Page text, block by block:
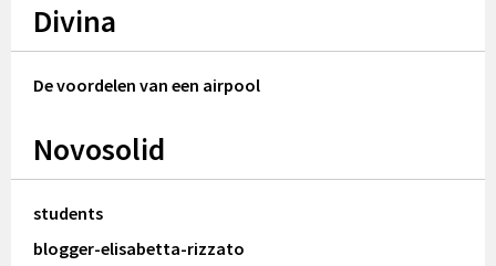
Divina
De voordelen van een airpool
Novosolid
students
blogger-elisabetta-rizzato